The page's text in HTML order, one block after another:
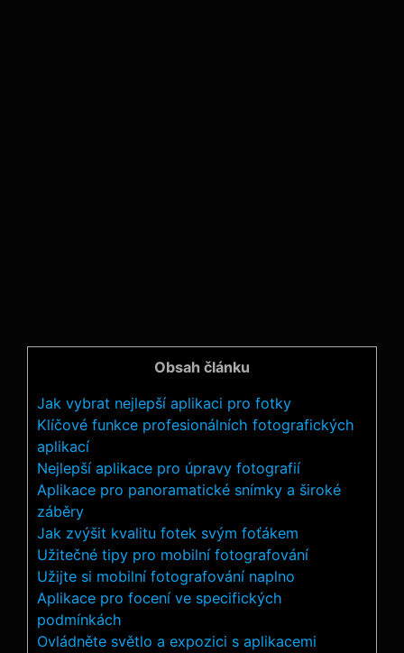
Obsah článku
Jak vybrat nejlepší aplikaci ⁤pro‌ fotky
Klíčové funkce profesionálních fotografických
aplikací
Nejlepší aplikace ‌pro úpravy fotografií
Aplikace⁤ pro panoramatické snímky a široké
záběry
Jak ‌zvýšit kvalitu fotek svým foťákem
Užitečné ⁤tipy pro mobilní​ fotografování
Užijte si mobilní fotografování⁤ naplno
Aplikace pro⁢ focení ve specifických
podmínkách
Ovládněte světlo a expozici s ⁢aplikacemi